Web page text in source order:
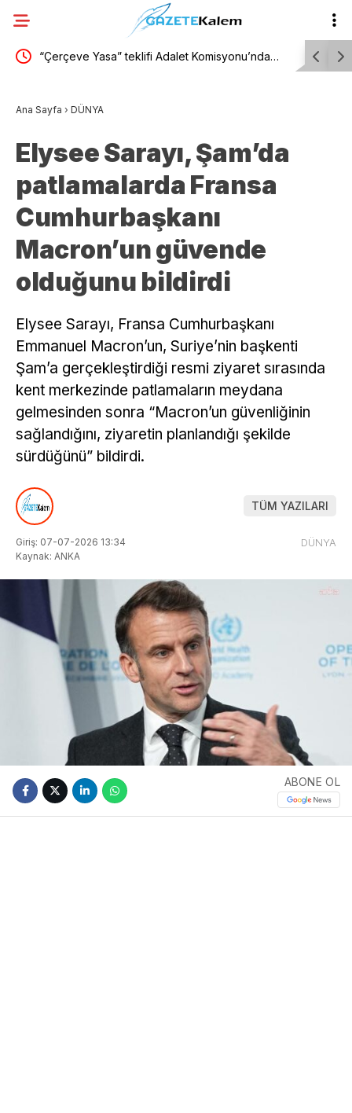
“Çerçeve Yasa” teklifi Adalet Komisyonu’nda…
eşit tutulamaz
TBMM
Ana Sayfa › DÜNYA
Elysee Sarayı, Şam’da
patlamalarda Fransa
Cumhurbaşkanı
Macron’un güvende
olduğunu bildirdi
Elysee Sarayı, Fransa Cumhurbaşkanı
Emmanuel Macron’un, Suriye’nin başkenti
Şam’a gerçekleştirdiği resmi ziyaret sırasında
kent merkezinde patlamaların meydana
gelmesinden sonra “Macron’un güvenliğinin
sağlandığını, ziyaretin planlandığı şekilde
sürdüğünü” bildirdi.
TÜM YAZILARI
Giriş: 07-07-2026 13:34
Kaynak: ANKA
DÜNYA
ABONE OL